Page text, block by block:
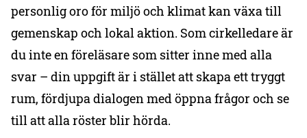
personlig oro för miljö och klimat kan växa till
gemenskap och lokal aktion. Som cirkelledare är
du inte en föreläsare som sitter inne med alla
svar – din uppgift är i stället att skapa ett tryggt
rum, fördjupa dialogen med öppna frågor och se
till att alla röster blir hörda.